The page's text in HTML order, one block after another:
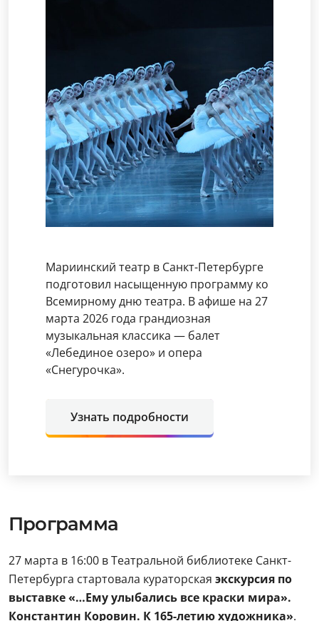
Мариинский театр в Санкт-Петербурге
подготовил насыщенную программу ко
Всемирному дню театра. В афише на 27
марта 2026 года грандиозная
музыкальная классика — балет
«Лебединое озеро» и опера
«Снегурочка».
Узнать подробности
Программа
27 марта в 16:00 в Театральной библиотеке Санкт-
Петербурга стартовала кураторская экскурсия по
выставке «…Ему улыбались все краски мира».
Константин Коровин. К 165-летию художника».